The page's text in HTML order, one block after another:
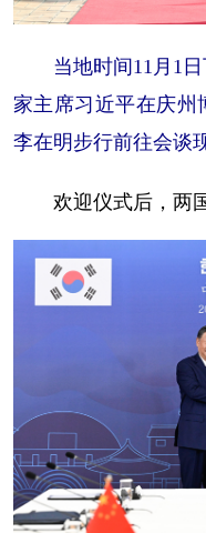
当地时间11月1
家主席习近平在庆州
李在明步行前往会谈
欢迎仪式后，两国